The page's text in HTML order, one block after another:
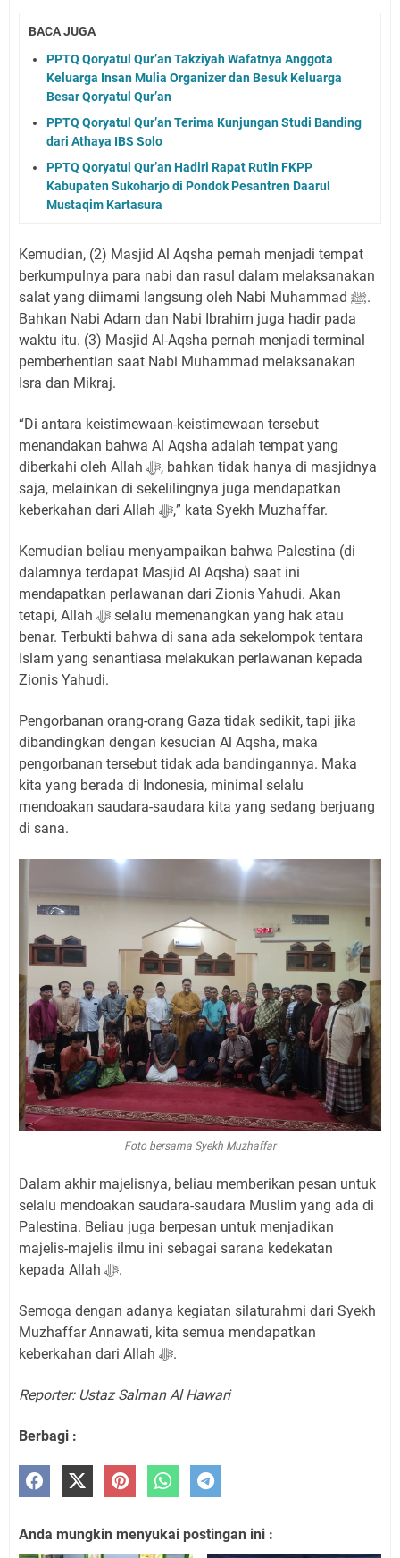
BACA JUGA
PPTQ Qoryatul Qur’an Takziyah Wafatnya Anggota
Keluarga Insan Mulia Organizer dan Besuk Keluarga
Besar Qoryatul Qur’an
PPTQ Qoryatul Qur’an Terima Kunjungan Studi Banding
dari Athaya IBS Solo
PPTQ Qoryatul Qur’an Hadiri Rapat Rutin FKPP
Kabupaten Sukoharjo di Pondok Pesantren Daarul
Mustaqim Kartasura
Kemudian, (2) Masjid Al Aqsha pernah menjadi tempat
berkumpulnya para nabi dan rasul dalam melaksanakan
salat yang diimami langsung oleh Nabi Muhammad ﷺ.
Bahkan Nabi Adam dan Nabi Ibrahim juga hadir pada
waktu itu. (3) Masjid Al-Aqsha pernah menjadi terminal
pemberhentian saat Nabi Muhammad melaksanakan
Isra dan Mikraj.
“Di antara keistimewaan-keistimewaan tersebut
menandakan bahwa Al Aqsha adalah tempat yang
diberkahi oleh Allah ﷻ, bahkan tidak hanya di masjidnya
saja, melainkan di sekelilingnya juga mendapatkan
keberkahan dari Allah ﷻ,” kata Syekh Muzhaffar.
Kemudian beliau menyampaikan bahwa Palestina (di
dalamnya terdapat Masjid Al Aqsha) saat ini
mendapatkan perlawanan dari Zionis Yahudi. Akan
tetapi, Allah ﷻ selalu memenangkan yang hak atau
benar. Terbukti bahwa di sana ada sekelompok tentara
Islam yang senantiasa melakukan perlawanan kepada
Zionis Yahudi.
Pengorbanan orang-orang Gaza tidak sedikit, tapi jika
dibandingkan dengan kesucian Al Aqsha, maka
pengorbanan tersebut tidak ada bandingannya. Maka
kita yang berada di Indonesia, minimal selalu
mendoakan saudara-saudara kita yang sedang berjuang
di sana.
Foto bersama Syekh Muzhaffar
Dalam akhir majelisnya, beliau memberikan pesan untuk
selalu mendoakan saudara-saudara Muslim yang ada di
Palestina. Beliau juga berpesan untuk menjadikan
majelis-majelis ilmu ini sebagai sarana kedekatan
kepada Allah ﷻ.
Semoga dengan adanya kegiatan silaturahmi dari Syekh
Muzhaffar Annawati, kita semua mendapatkan
keberkahan dari Allah ﷻ.
Reporter: Ustaz Salman Al Hawari
Berbagi :
Anda mungkin menyukai postingan ini :